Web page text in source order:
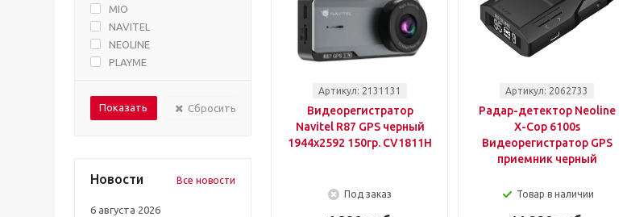
MIO
NAVITEL
NEOLINE
PLAYME
ROADGID
Сбросить
Новости Все новости
6 августа 2026
Артикул: 2131131
Видеорегистратор
Navitel R87 GPS черный
1944x2592 150гр. CV1811H
Под заказ
Артикул: 2062733
Радар-детектор Neoline
X-Cop 6100s
Видеорегистратор GPS
приемник черный
Товар в наличии